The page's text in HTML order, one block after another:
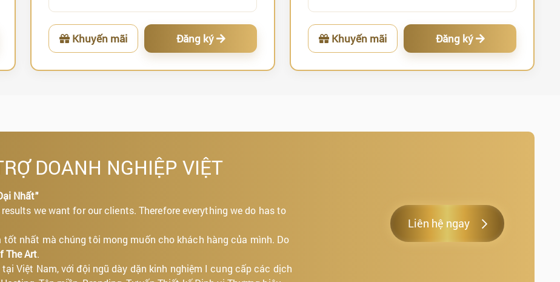
Khuyến mãi Đăng ký Khuyến mãi Đăng ký
DOANH NGHIỆP VIỆT
Nhất"
we want for our clients. Therefore everything we do has to
nhất mà chúng tôi mong muốn cho khách hàng của mình. Do
The Art.
Việt Nam, với đội ngũ dày dặn kinh nghiệm I cung cấp các dịch
Liên hệ ngay